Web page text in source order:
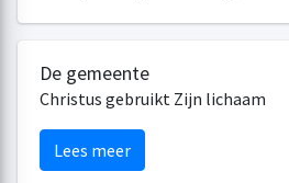
De gemeente
Christus gebruikt Zijn lichaam
Lees meer